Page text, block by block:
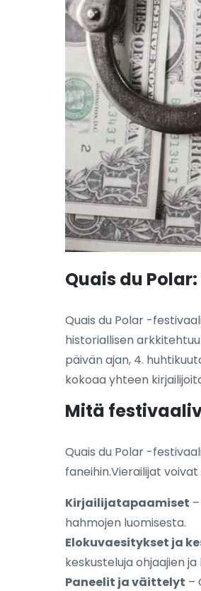
Quais du
Quais du Polar -
historiallisen
päivän ajan, 4.
kokoaa yhteen
Mitä
Quais du Polar -
faneihin.Vierailijat voivat
Kirjailijatapaamiset
hahmojen luomisesta.
Elokuvaesitykset ja
keskusteluja ohjaajien
Paneelit ja väittelyt –